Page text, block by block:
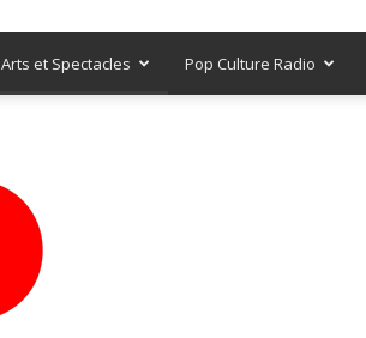
Arts et Spectacles Pop Culture Radio